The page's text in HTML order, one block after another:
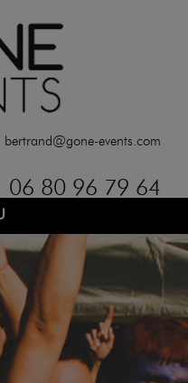
bertrand@gone-events.com
06 80 96 79 64